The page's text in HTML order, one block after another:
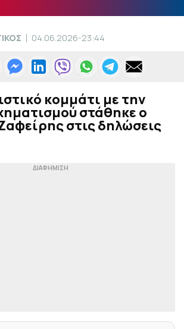
04.06.2026-23:44
κομμάτι με την
στάθηκε ο
στις δηλώσεις